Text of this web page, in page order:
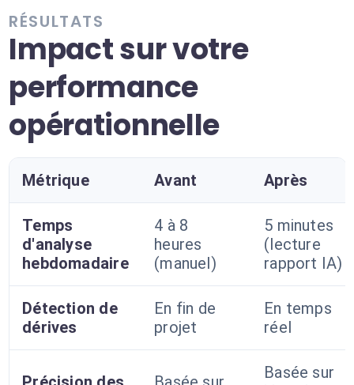
RÉSULTATS
Impact sur votre
performance
opérationnelle
Métrique Avant Après
Temps
d'analyse
hebdomadaire
4 à 8
heures
(manuel)
5 minutes
(lecture
rapport IA)
Détection de
dérives
En fin de
projet
En temps
réel
Basée sur